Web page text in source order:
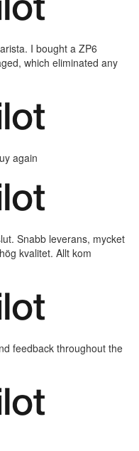
I bought a ZP6
which eliminated any
again
Snabb leverans, mycket
kvalitet. Allt kom
feedback throughout the